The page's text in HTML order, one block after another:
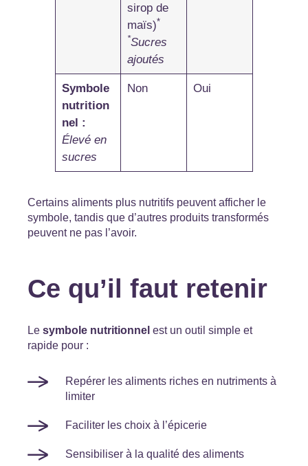
sirop de
maïs)*
*Sucres
ajoutés
Symbole
nutrition
nel :
Élevé en
sucres
Non Oui
Certains aliments plus nutritifs peuvent afficher le
symbole, tandis que d’autres produits transformés
peuvent ne pas l’avoir.
Ce qu’il faut retenir
Le symbole nutritionnel est un outil simple et
rapide pour :
Repérer les aliments riches en nutriments à
limiter
Faciliter les choix à l’épicerie
Sensibiliser à la qualité des aliments